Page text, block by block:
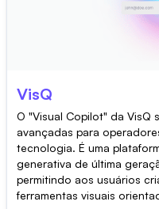
VisQ
O "Visual Copilot" da VisQ
avançadas para
tecnologia. É uma
generativa de última
permitindo aos usuários
ferramentas visuais